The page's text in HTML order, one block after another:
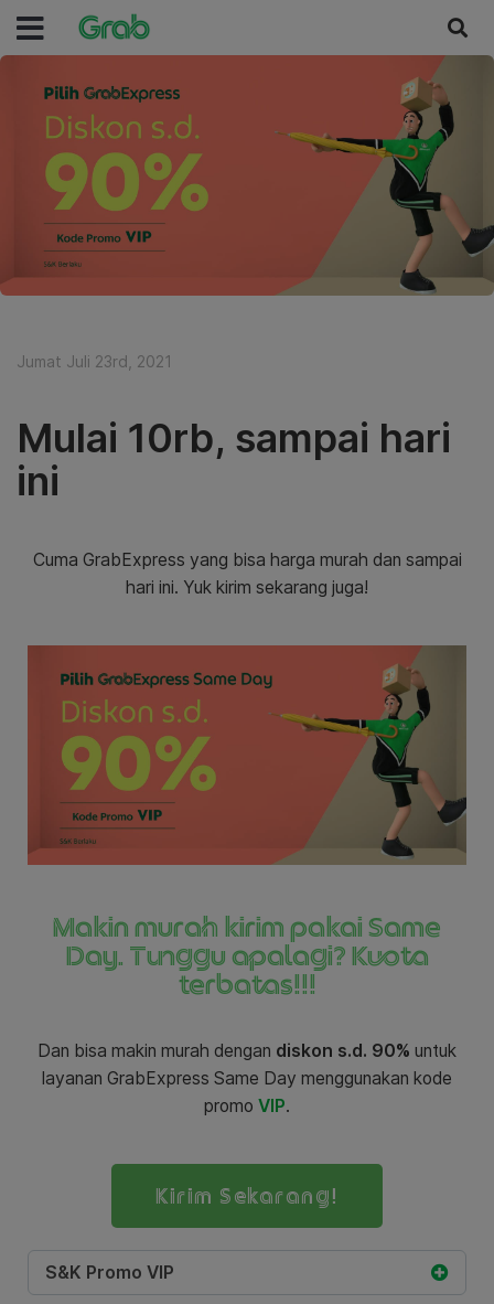
Jumat Juli 23rd, 2021
Mulai 10rb, sampai hari
ini
Cuma GrabExpress yang bisa harga murah dan sampai
hari ini. Yuk kirim sekarang juga!
Makin murah kirim pakai Same
Day. Tunggu apalagi? Kuota
terbatas!!!
Dan bisa makin murah dengan diskon s.d. 90% untuk
layanan GrabExpress Same Day menggunakan kode
promo VIP.
Kirim Sekarang!
S&K Promo VIP